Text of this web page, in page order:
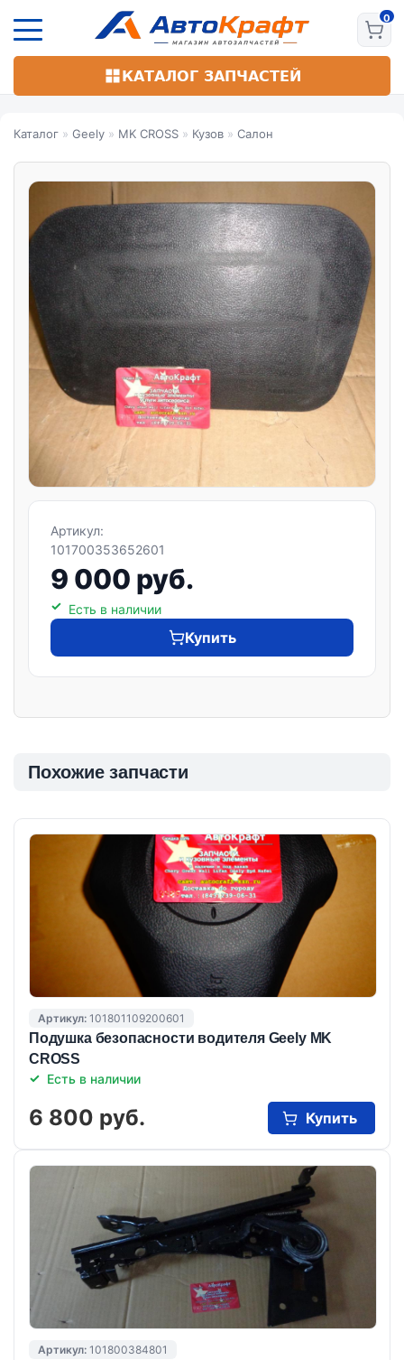
основному
КАТАЛОГ ЗАПЧАСТЕЙ
Каталог » Geely » MK CROSS » Кузов » Салон
Артикул:
101700353652601
9 000 руб.
Есть в наличии
Купить
Похожие запчасти
Артикул: 101801109200601
Подушка безопасности водителя Geely MK
CROSS
Есть в наличии
6 800 руб. Купить
Артикул: 101800384801